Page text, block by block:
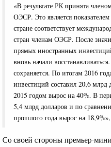
«В результате РК принята
ОЭСР. Это является
стране соответствует
стран членам ОЭСР. После
прямых иностранных
вновь начали
сохраняется. По итогам 2016
инвестиций составил 20,6
2015 годом вырос на 40%. В
5,4 млрд долларов и по
прошлого года вырос на
Со своей стороны премьер-